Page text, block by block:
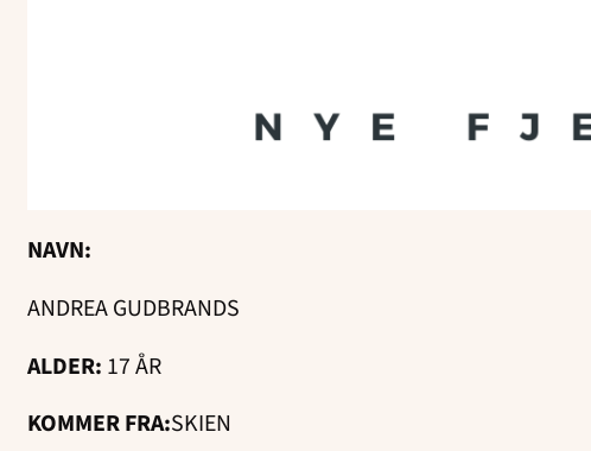
NAVN:
ANDREA GUDBRANDS
ALDER: 17 ÅR
KOMMER FRA:SKIEN